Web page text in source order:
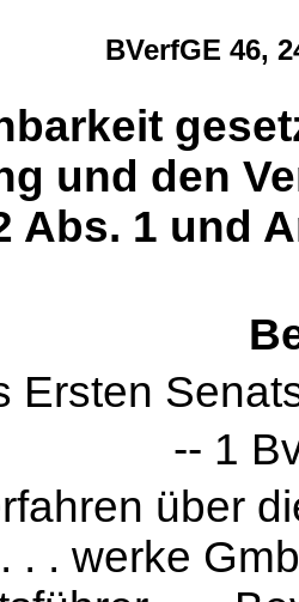
BVerfGE 46,
und den
Abs. 1 und
Ersten
-- 1
über
. . werke